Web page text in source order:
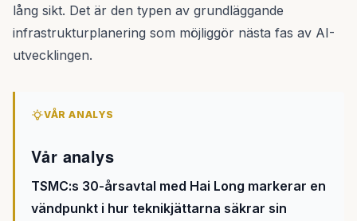
lång sikt. Det är den typen av grundläggande
infrastrukturplanering som möjliggör nästa fas av AI-
utvecklingen.
VÅR ANALYS
Vår analys
TSMC:s 30-årsavtal med Hai Long markerar en
vändpunkt i hur teknikjättarna säkrar sin